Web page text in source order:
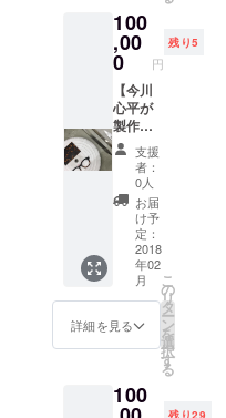
に山口
大樹が
一本ず
つ手作
業で製
作いた
しま
す。 ※
お届け
まで
３ヶ月
程度い
ただき
ます。
※お礼の
手紙つ
き
つくり
スポッ
トを巡
るコー
スで
す。
※昼食、
お茶付
き ※
２名以
上は別
途実
費、ご
相談く
ださ
い。
※平日ま
たは指
定の土
曜日に
ます。
100
,00
0 円
残り5
【今川
心平が
製作す
るセミ
オー
ダー眼
鏡の製
作】 眼
鏡職
人、今
川心平
と相談
しなが
ら、セ
ミオー
ダー
ロイ
ド）の
支援
者：
0人
お届
け予
定：
2018
年02
月
詳細を見る
こ
の
リ
タ
ー
ン
を
選
択
す
る
100